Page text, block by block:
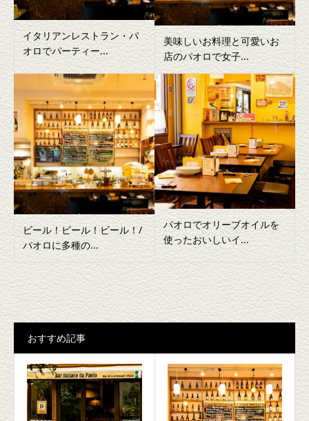
イタリアンレストラン・パ
オロでパーティー...
美味しいお料理と可愛いお
店のパオロで女子...
ビール！ビール！ビール！/
パオロに多種の...
パオロでオリーブオイルを
使ったおいしいイ...
おすすめ記事